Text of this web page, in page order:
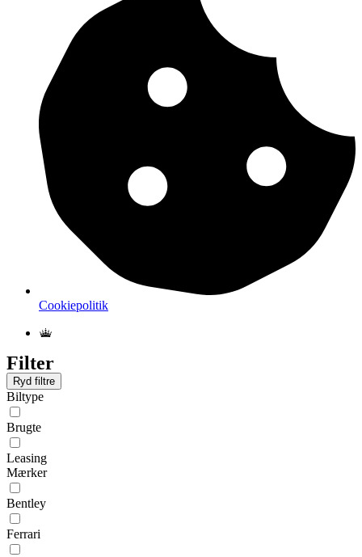
Cookiepolitik
Filter
Ryd filtre
Biltype
Brugte
Leasing
Mærker
Bentley
Ferrari